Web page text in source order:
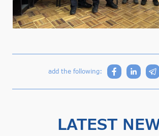
add the following:
LATEST